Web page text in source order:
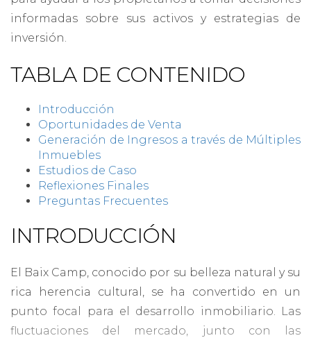
informadas sobre sus activos y estrategias de
inversión.
TABLA DE CONTENIDO
Introducción
Oportunidades de Venta
Generación de Ingresos a través de Múltiples
Inmuebles
Estudios de Caso
Reflexiones Finales
Preguntas Frecuentes
INTRODUCCIÓN
El Baix Camp, conocido por su belleza natural y su
rica herencia cultural, se ha convertido en un
punto focal para el desarrollo inmobiliario. Las
fluctuaciones del mercado, junto con las